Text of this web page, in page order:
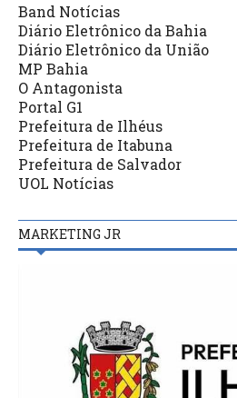
Band Notícias
Diário Eletrônico da Bahia
Diário Eletrônico da União
MP Bahia
O Antagonista
Portal G1
Prefeitura de Ilhéus
Prefeitura de Itabuna
Prefeitura de Salvador
UOL Notícias
MARKETING JR